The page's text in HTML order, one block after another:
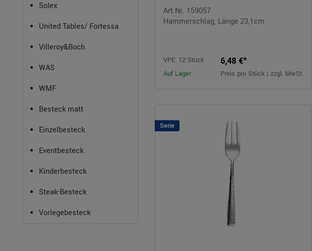
Solex
United Tables/ Fortessa
Villeroy&Boch
WAS
WMF
Besteck matt
Einzelbesteck
Eventbesteck
Kinderbesteck
Steak-Besteck
Vorlegebesteck
Art.Nr. 159057
Hammerschlag, Länge 23,1cm
VPE: 12 Stück
Auf Lager
6,48 €*
Preis pro Stück | zzgl. MwSt.
Serie